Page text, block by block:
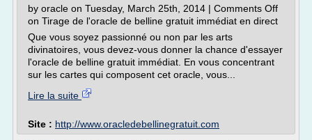
by oracle on Tuesday, March 25th, 2014 | Comments Off
on Tirage de l'oracle de belline gratuit immédiat en direct
Que vous soyez passionné ou non par les arts
divinatoires, vous devez-vous donner la chance d'essayer
l'oracle de belline gratuit immédiat. En vous concentrant
sur les cartes qui composent cet oracle, vous...
Lire la suite
Site : http://www.oracledebellinegratuit.com